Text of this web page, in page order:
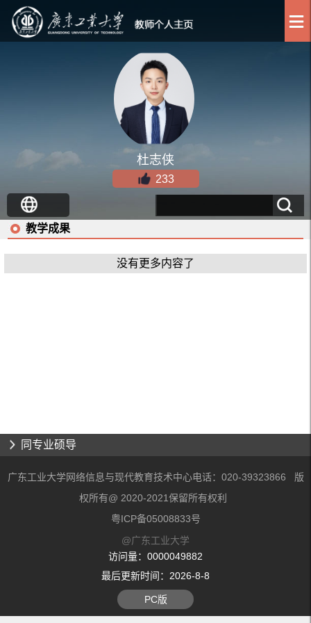
杜志侠
233
教学成果
没有更多内容了
同专业硕导
广东工业大学网络信息与现代教育技术中心电话：020-39323866 版
权所有@ 2020-2021保留所有权利
粤ICP备05008833号
@广东工业大学
访问量： 0000049882
最后更新时间： 2026-8-8
PC版